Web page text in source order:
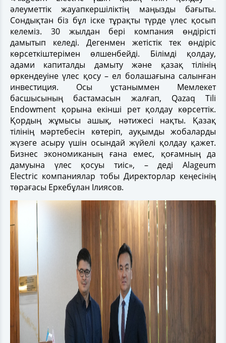
әлеуметтік жауапкершіліктің маңызды бағыты.
Сондықтан біз бұл іске тұрақты түрде үлес қосып
келеміз. 30 жылдан бері компания өндірісті
дамытып келеді. Дегенмен жетістік тек өндіріс
көрсеткіштерімен өлшенбейді. Білімді қолдау,
адами капиталды дамыту және қазақ тілінің
өркендеуіне үлес қосу – ел болашағына салынған
инвестиция. Осы ұстаныммен Мемлекет
басшысының бастамасын жалғап, Qazaq Tili
Endowment қорына екінші рет қолдау көрсеттік.
Қордың жұмысы ашық, нәтижесі нақты. Қазақ
тілінің мәртебесін көтеріп, ауқымды жобаларды
жүзеге асыру үшін осындай жүйелі қолдау қажет.
Бизнес экономиканың ғана емес, қоғамның да
дамуына үлес қосуы тиіс», – деді Alageum
Electric компаниялар тобы Директорлар кеңесінің
төрағасы Еркебұлан Ілиясов.